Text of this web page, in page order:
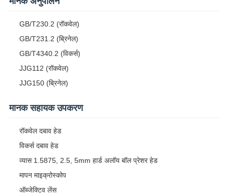
GB/T230.2 (रॉकवेल)
GB/T231.2 (ब्रिनेल)
GB/T4340.2 (विकर्स)
JJG112 (रॉकवेल)
JJG150 (ब्रिनेल)
मानक सहायक उपकरण
रॉकवेल दबाव हेड
विकर्स दबाव हेड
व्यास 1.5875, 2.5, 5mm हार्ड अलॉय बॉल प्रेशर हेड
मापन माइक्रोस्कोप
ऑब्जेक्टिव लेंस